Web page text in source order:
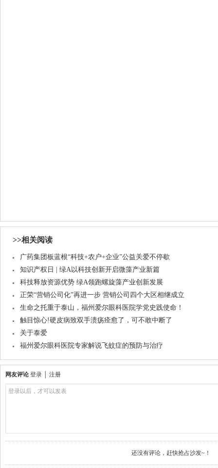
>>相关阅读
广药集团板蓝根“科技+农户+企业”公益关爱不停歇
知识产权日 | 绿A以科技创新开启微藻产业新篇
科技释放资源优势 绿A领跑螺旋藻产业创新发展
正荣“营销公司化”再进一步 营销公司四个大区相继成立
生命之托重于泰山，福州爱尔眼科医院学党史践使命！
触目惊心!硬皮病致双手溃疡痊愈了，可不敢中断了
关于泰爱
福州爱尔眼科医院专家解说飞蚊症的预防与治疗
网友评论 登录 注册
登录以后，才可以发表
还没有评论，赶快抢占沙发~！